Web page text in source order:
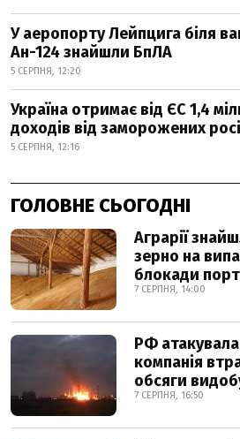
У аеропорту Лейпцига біля
Ан-124 знайшли БпЛА
5 СЕРПНЯ, 12:20
Україна отримає від ЄС 1,4
доходів від заморожених
5 СЕРПНЯ, 12:16
ГОЛОВНЕ СЬОГОДНІ
Аграрії
зерно на
блокади
7 СЕРПНЯ, 14:00
РФ
компанія
обсяги
7 СЕРПНЯ, 16:50